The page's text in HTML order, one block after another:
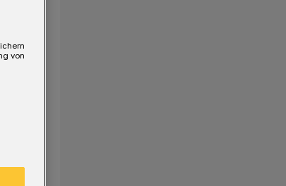
von